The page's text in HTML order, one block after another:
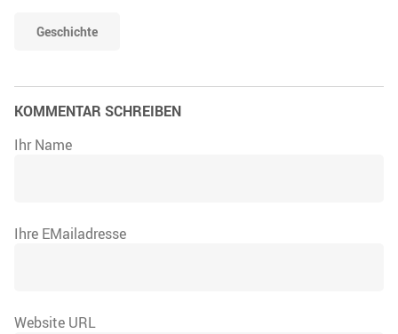
Geschichte
KOMMENTAR SCHREIBEN
Ihr Name
Ihre EMailadresse
Website URL